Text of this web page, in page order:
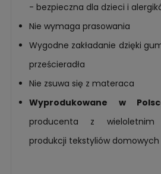
- bezpieczna dla dzieci i
Nie wymaga prasowania
Wygodne zakładanie dzięki
prześcieradła
Nie zsuwa się z materaca
Wyprodukowane w
producenta z wieloletnim
produkcji tekstyliów domowych